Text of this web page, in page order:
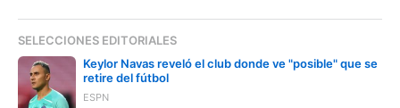
SELECCIONES EDITORIALES
Keylor Navas reveló el club donde ve "posible" que se
retire del fútbol
ESPN